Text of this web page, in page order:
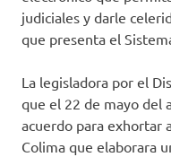
judiciales y darle
que presenta el
La legisladora por el
que el 22 de mayo del
acuerdo para exhortar
Colima que elaborara